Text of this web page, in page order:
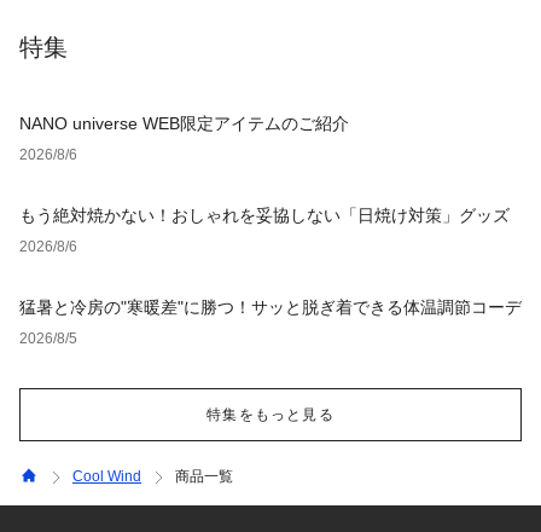
特集
NANO universe WEB限定アイテムのご紹介
2026/8/6
もう絶対焼かない！おしゃれを妥協しない「日焼け対策」グッズ
2026/8/6
猛暑と冷房の"寒暖差"に勝つ！サッと脱ぎ着できる体温調節コーデ
2026/8/5
特集をもっと見る
Cool Wind 商品一覧